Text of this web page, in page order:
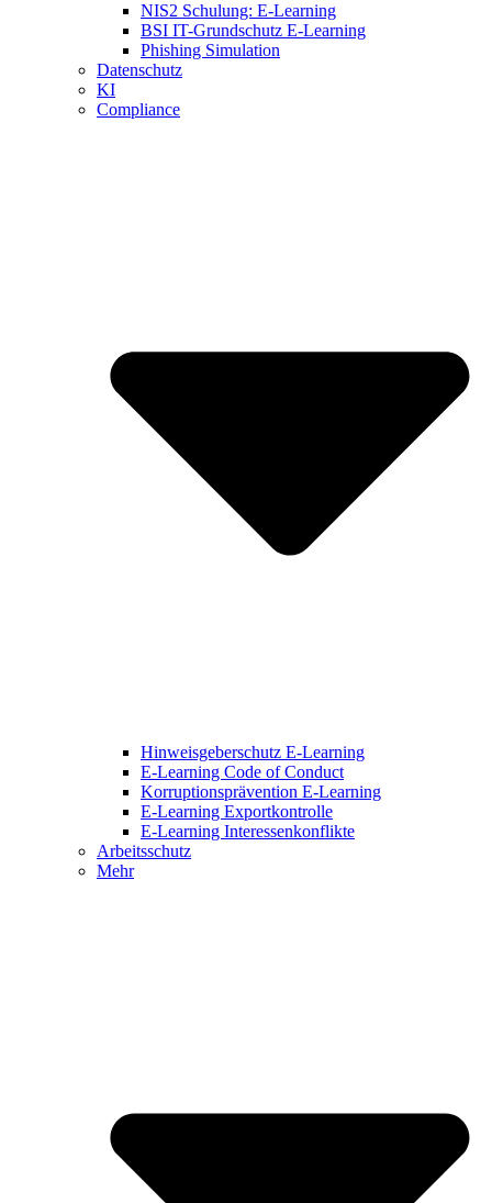
NIS2 Schulung: E-Learning
BSI IT-Grundschutz E-Learning
Phishing Simulation
Datenschutz
KI
Compliance
Hinweisgeberschutz E-Learning
E-Learning Code of Conduct
Korruptionsprävention E-Learning
E-Learning Exportkontrolle
E-Learning Interessenkonflikte
Arbeitsschutz
Mehr